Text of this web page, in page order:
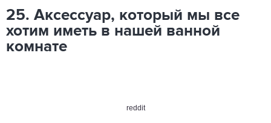
25. Аксессуар, который мы все
хотим иметь в нашей ванной
комнате
reddit